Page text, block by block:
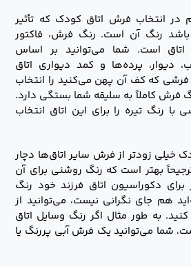
در انتخاب فرش اتاق کودک که تأثیر
باشد رنگ آن است. رنگ فرش، فاکتور
است. شما می‌توانید بر اساس
دیوار، پرده‌ها و کمد دیواری اتاق
که کف آن پهن می‌کنید را انتخاب
فرش کاملاً به سلیقه شما بستگی دارد.
با رنگ تیره را برای این اتاق انتخاب
خیلی زودتر از فرش سایر اتاق‌ها دچار
بهتر است که رنگ روشنی برای آن
برای دکوراسیون اتاق فرزند خود رنگ
هم جای نگرانی نیست، می‌توانید از
به طور مثال اگر رنگ وسایل اتاق
شما می‌توانید یک فرش آبی پررنگ یا